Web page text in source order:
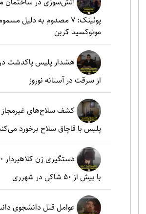
پوئینک: 7 مصدوم به دلیل
مونوکسید کربن
هشدار پلیس پاکدشت
از سرقت در آستانه نوروز
کشف سلاح‌های غیرمجاز
پلیس با قاچاق سلاح برخورد
با بیش از ۵۰ شاکی در شهرری
عوامل قتل دانشجوی